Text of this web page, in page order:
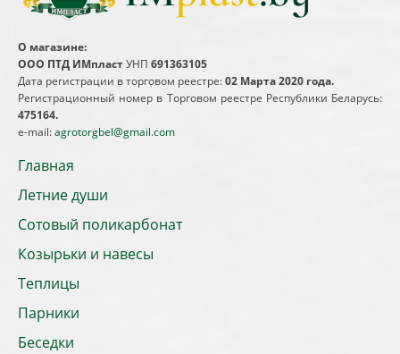
О магазине:
ООО ПТД ИМпластУНП 691363105
Дата регистрации в торговом реестре:02 Марта 2020 года.
Регистрационный номер в Торговом реестре Республики Беларусь:
475164.
e-mail:agrotorgbel@gmail.com
Главная
Летние души
Сотовый поликарбонат
Козырьки и навесы
Теплицы
Парники
Беседки